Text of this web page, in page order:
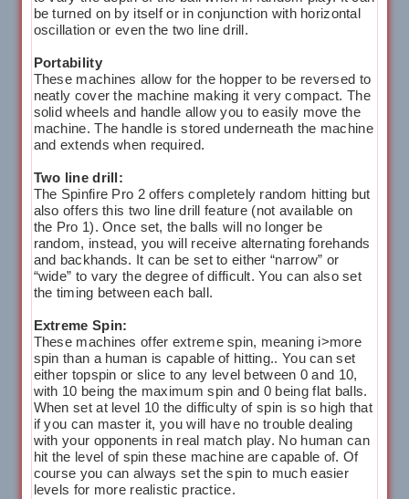
be turned on by itself or in conjunction with horizontal
oscillation or even the two line drill.
Portability
These machines allow for the hopper to be reversed to
neatly cover the machine making it very compact. The
solid wheels and handle allow you to easily move the
machine. The handle is stored underneath the machine
and extends when required.
Two line drill:
The Spinfire Pro 2 offers completely random hitting but
also offers this two line drill feature (not available on
the Pro 1). Once set, the balls will no longer be
random, instead, you will receive alternating forehands
and backhands. It can be set to either “narrow” or
“wide” to vary the degree of difficult. You can also set
the timing between each ball.
Extreme Spin:
These machines offer extreme spin, meaning i>more
spin than a human is capable of hitting.. You can set
either topspin or slice to any level between 0 and 10,
with 10 being the maximum spin and 0 being flat balls.
When set at level 10 the difficulty of spin is so high that
if you can master it, you will have no trouble dealing
with your opponents in real match play. No human can
hit the level of spin these machine are capable of. Of
course you can always set the spin to much easier
levels for more realistic practice.